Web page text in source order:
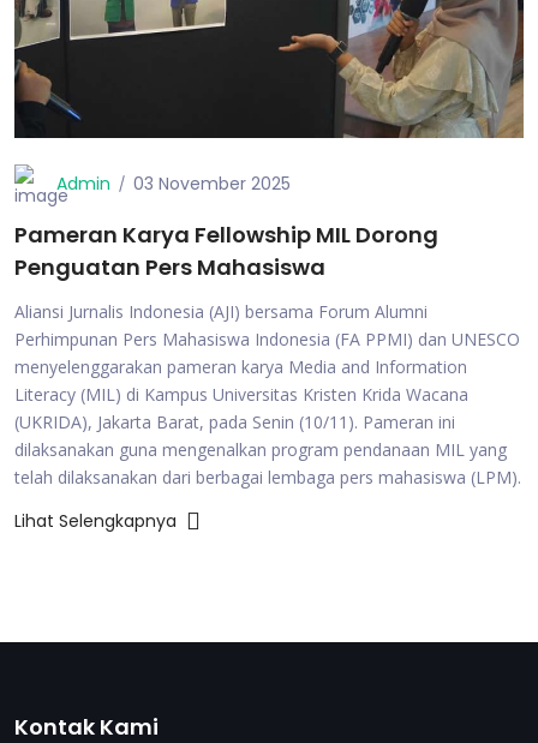
Admin 03 November 2025
Pameran Karya Fellowship MIL Dorong
Penguatan Pers Mahasiswa
Aliansi Jurnalis Indonesia (AJI) bersama Forum Alumni
Perhimpunan Pers Mahasiswa Indonesia (FA PPMI) dan UNESCO
menyelenggarakan pameran karya Media and Information
Literacy (MIL) di Kampus Universitas Kristen Krida Wacana
(UKRIDA), Jakarta Barat, pada Senin (10/11). Pameran ini
dilaksanakan guna mengenalkan program pendanaan MIL yang
telah dilaksanakan dari berbagai lembaga pers mahasiswa (LPM).
Lihat Selengkapnya
Kontak Kami